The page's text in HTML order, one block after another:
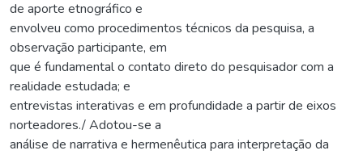
de aporte etnográfico e
envolveu como procedimentos técnicos da pesquisa, a
observação participante, em
que é fundamental o contato direto do pesquisador com a
realidade estudada; e
entrevistas interativas e em profundidade a partir de eixos
norteadores./ Adotou-se a
análise de narrativa e hermenêutica para interpretação da